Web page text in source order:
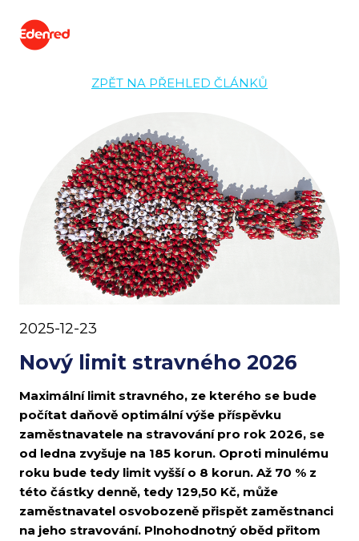
ZPĚT NA PŘEHLED ČLÁNKŮ
2025-12-23
Nový limit stravného 2026
Maximální limit stravného, ze kterého se bude
počítat daňově optimální výše příspěvku
zaměstnavatele na stravování pro rok 2026, se
od ledna zvyšuje na 185 korun. Oproti minulému
roku bude tedy limit vyšší o 8 korun. Až 70 % z
této částky denně, tedy 129,50 Kč, může
zaměstnavatel osvobozeně přispět zaměstnanci
na jeho stravování. Plnohodnotný oběd přitom